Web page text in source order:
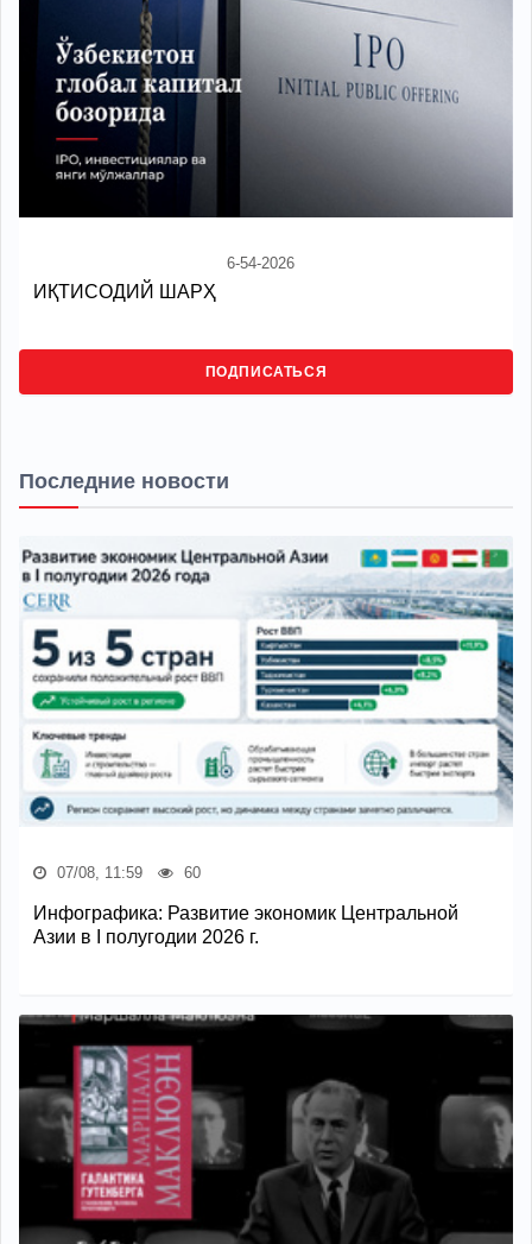
6-54-2026
ИҚТИСОДИЙ ШАРҲ
ПОДПИСАТЬСЯ
Последние новости
07/08, 11:59 60
Инфографика: Развитие экономик Центральной
Азии в I полугодии 2026 г.